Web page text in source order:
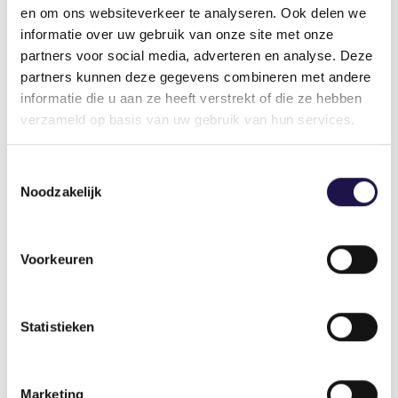
en om ons websiteverkeer te analyseren. Ook delen we
informatie over uw gebruik van onze site met onze
partners voor social media, adverteren en analyse. Deze
partners kunnen deze gegevens combineren met andere
informatie die u aan ze heeft verstrekt of die ze hebben
verzameld op basis van uw gebruik van hun services.
Noodzakelijk
Voorkeuren
Statistieken
Marketing
Deel dit artikel